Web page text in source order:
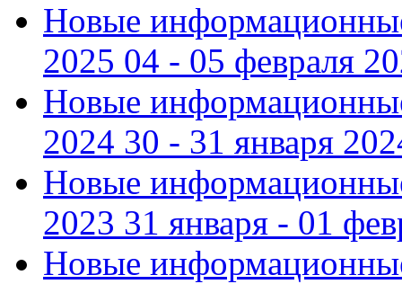
Новые
2025 04 - 05 февраля
Новые
2024 30 - 31 января
Новые
2023 31 января - 01
Новые